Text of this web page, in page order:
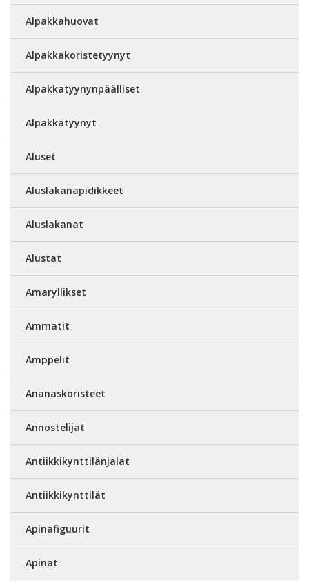
Alpakkahuovat
Alpakkakoristetyynyt
Alpakkatyynynpäälliset
Alpakkatyynyt
Aluset
Aluslakanapidikkeet
Aluslakanat
Alustat
Amaryllikset
Ammatit
Amppelit
Ananaskoristeet
Annostelijat
Antiikkikynttilänjalat
Antiikkikynttilät
Apinafiguurit
Apinat